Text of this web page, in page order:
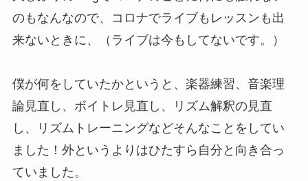
のもなんなので、コロナでライブもレッスンも出
来ないときに、（ライブは今もしてないです。）
僕が何をしていたかというと、楽器練習、音楽理
論見直し、ボイトレ見直し、リズム解釈の見直
し、リズムトレーニングなどそんなことをしてい
ました！外というよりはひたすら自分と向き合っ
ていました。